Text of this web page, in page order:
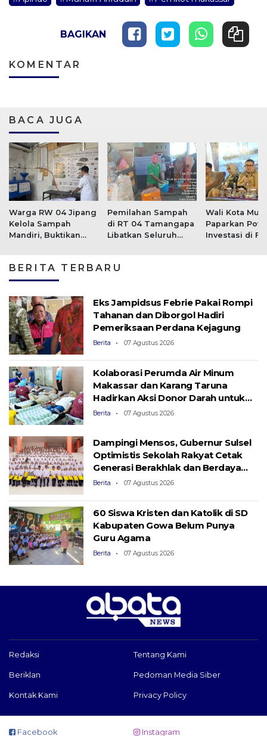
BAGIKAN
KOMENTAR
BACA JUGA
Warga RW 04 Jipang
Kelola Sampah
Mandiri, Buktikan
Pemilahan Sampah
di RT 04 Tamangapa
Libatkan Seluruh
Wali Kota
Paparkan
Investasi di
BERITA TERBARU
Eks Jampidsus Febrie Pakai Rompi
Tahanan dan Diborgol Hadiri
Pemeriksaan Perdana Kejagung
Berita 07 Agustus 2026
Kolaborasi Perumda Air Minum
Makassar dan Karang Taruna
Hadirkan Aksi Donor Darah untuk
Kemanusiaan
Berita 07 Agustus 2026
Dampingi Mensos, Gubernur Sulsel
Optimistis Sekolah Rakyat Cetak
Generasi Berakhlak dan Berdaya
Saing
Berita 07 Agustus 2026
60 Siswa Kristen dan Katolik di SD
Kabupaten Gowa Belum Punya
Guru Agama
Berita 07 Agustus 2026
Redaksi Tentang Kami
Beriklan Pedoman Media Siber
Kontak Kami Privacy Policy
Facebook Instagram